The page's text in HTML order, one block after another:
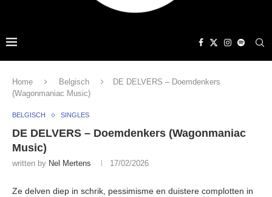
Home Belgisch
DE DELVERS – Doemdenkers
(Wagonmaniac Music)
BELGISCH SINGLES
DE DELVERS – Doemdenkers (Wagonmaniac
Music)
written by Nel Mertens 17/02/2026
Ze delven diep in schrik, pessimisme en duistere complotten in